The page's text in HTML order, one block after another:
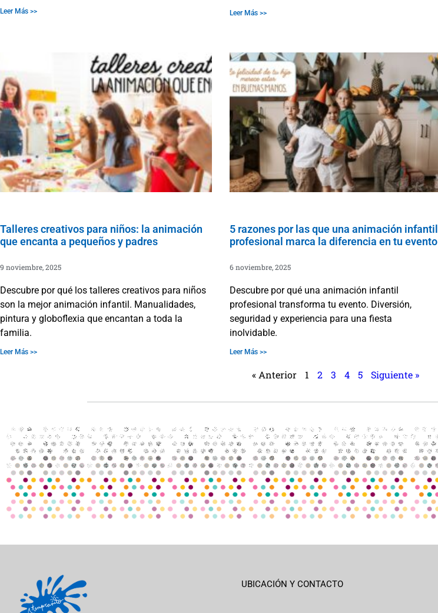
Leer Más >> Leer Más >>
Talleres creativos para niños: la animación
que encanta a pequeños y padres
9 noviembre, 2025
Descubre por qué los talleres creativos para niños
son la mejor animación infantil. Manualidades,
pintura y globoflexia que encantan a toda la
familia.
Leer Más >>
5 razones por las que una animación infantil
profesional marca la diferencia en tu evento
6 noviembre, 2025
Descubre por qué una animación infantil
profesional transforma tu evento. Diversión,
seguridad y experiencia para una fiesta
inolvidable.
Leer Más >>
« Anterior 1 2 3 4 5 Siguiente »
UBICACIÓN Y CONTACTO